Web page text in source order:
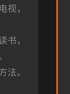
视，
书，
法。